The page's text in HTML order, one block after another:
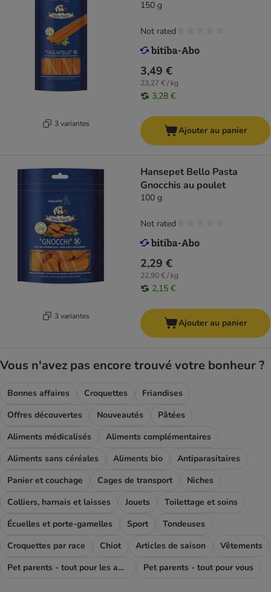
3 variantes
150 g
3,49 €
23,27 € / kg
3,28 €
Not rated
Ajouter au panier
3 variantes
Hansepet Bello Pasta
Gnocchis au poulet
100 g
2,29 €
22,90 € / kg
2,15 €
Not rated
Ajouter au panier
Vous n'avez pas encore trouvé votre bonheur ?
Bonnes affaires Croquettes
Friandises
Offres découvertes
Nouveautés
Pâtées
Aliments médicalisés
Aliments complémentaires
Aliments sans céréales
Aliments bio
Antiparasitaires
Panier et couchage
Cages de transport
Niches
Colliers, harnais et laisses
Jouets
Toilettage et soins
Écuelles et porte-gamelles
Sport
Tondeuses
Croquettes par race
Chiot Articles de saison
Vêtements
Pet parents - tout pour les amoureux des chiens
Pet parents - tout pour vous